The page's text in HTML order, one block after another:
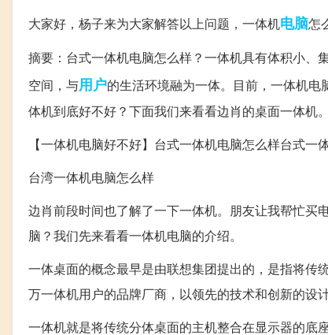
大家好，杨子来为大家解答以上问题，一体机电脑怎
摘要：台式一体机电脑怎么样？一体机具有体积小、
空间，与用户的生活环境融为一体。目前，一体机
体机到底好不好？下面我们来看看边肖的桌面一体机。
【一体机电脑好不好】台式一体机电脑怎么样台式一
台湾一体机电脑怎么样
边肖前段时间也了解了一下一体机。朋友让我帮忙买
脑？我们先来看看一体机电脑的介绍。
一体桌面的概念最早是由联想集团提出的，是指将传
万一体机用户的品牌厂商，以领先的技术和创新的设
一体机就是将传统分体桌面的主机整合在显示器的底